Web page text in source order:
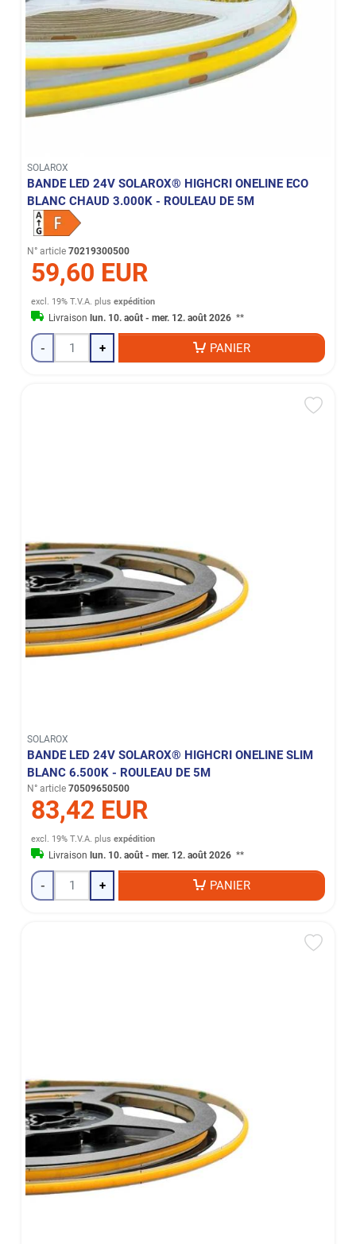
SOLAROX
BANDE LED 24V SOLAROX® HIGHCRI ONELINE ECO
BLANC CHAUD 3.000K - ROULEAU DE 5M
N° article 70219300500
59,60 EUR
excl. 19% T.V.A. plusexpédition
Livraisonlun. 10. août - mer. 12. août 2026 **
- + PANIER
SOLAROX
BANDE LED 24V SOLAROX® HIGHCRI ONELINE SLIM
BLANC 6.500K - ROULEAU DE 5M
N° article 70509650500
83,42 EUR
excl. 19% T.V.A. plusexpédition
Livraison lun. 10. août - mer. 12. août 2026 **
- + PANIER